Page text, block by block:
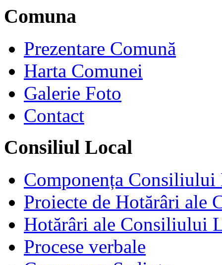
Comuna
Prezentare Comună
Harta Comunei
Galerie Foto
Contact
Consiliul Local
Componența Consiliului
Proiecte de Hotărâri ale
Hotărâri ale Consiliului
Procese verbale